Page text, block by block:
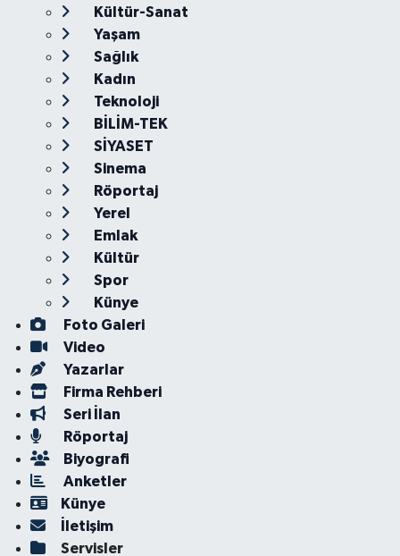
Kültür-Sanat
Yaşam
Sağlık
Kadın
Teknoloji
BİLİM-TEK
SİYASET
Sinema
Röportaj
Yerel
Emlak
Kültür
Spor
Künye
Foto Galeri
Video
Yazarlar
Firma Rehberi
Seri İlan
Röportaj
Biyografi
Anketler
Künye
İletişim
Servisler